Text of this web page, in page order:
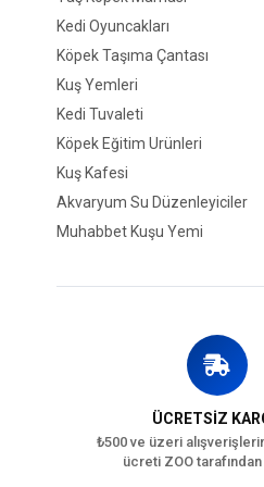
Kedi Oyuncakları
Köpek Taşıma Çantası
Kuş Yemleri
Kedi Tuvaleti
Köpek Eğitim Ürünleri
Kuş Kafesi
Akvaryum Su Düzenleyiciler
Muhabbet Kuşu Yemi
ÜCRETSİZ
₺500 ve üzeri
ücreti ZOO